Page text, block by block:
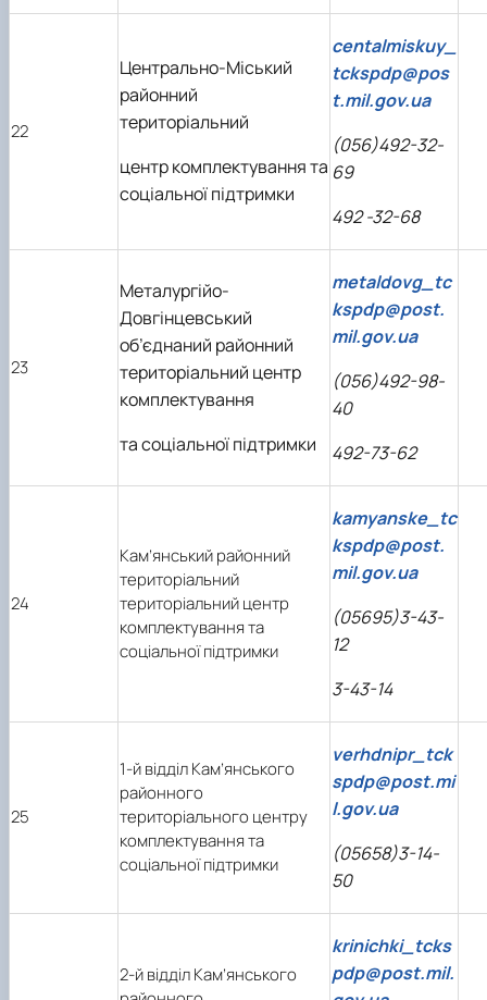
22
Центрально-Міський
районний
територіальний
центр комплектування та
соціальної підтримки
centalmiskuy_
tckspdp@pos
t.mil.gov.ua
(056)492-32-
69
492 -32-68
23
Металургійо-
Довгінцевський
об’єднаний районний
територіальний центр
комплектування
та соціальної підтримки
metaldovg_tc
kspdp@post.
mil.gov.ua
(056)492-98-
40
492-73-62
24
Кам’янський районний
територіальний
територіальний центр
комплектування та
соціальної підтримки
kamyanske_tc
kspdp@post.
mil.gov.ua
(05695)3-43-
12
3-43-14
25
1-й відділ Кам’янського
районного
територіального центру
комплектування та
соціальної підтримки
verhdnipr_tck
spdp@post.mi
l.gov.ua
(05658)3-14-
50
2-й відділ Кам’янського
krinichki_tcks
pdp@post.mil.